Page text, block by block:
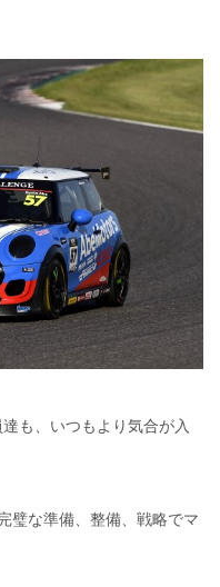
も、いつもより気合が入
璧な準備、整備、戦略でマ